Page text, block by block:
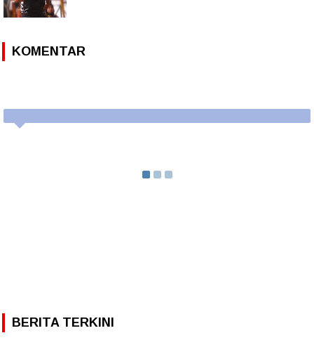
KOMENTAR
BERITA TERKINI